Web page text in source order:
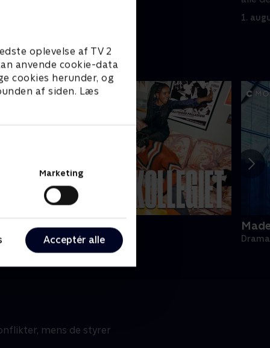
oplevelse af TV 2
anvende cookie-data
cookies herunder, og
af siden. Læs
Marketing
Acceptér alle
1.
Kollegiet
• 1 sæsoner
mens de styrer